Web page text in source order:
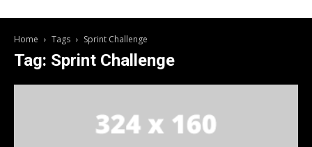
Home Tags Sprint Challenge
Tag: Sprint Challenge